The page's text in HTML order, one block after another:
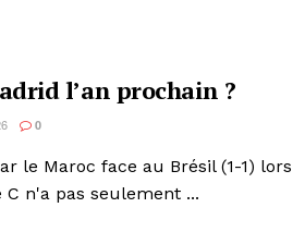
l’an prochain ?
0
le Maroc face au Brésil (1-1) lors
n'a pas seulement ...